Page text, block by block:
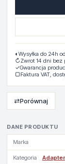
DANE PRODUKTU
Marka
Kategoria
◐ Wysyłka do 24h
↻Zwrot 14 dni
✓Gwarancja
▢Faktura VAT,
⇄Porównaj